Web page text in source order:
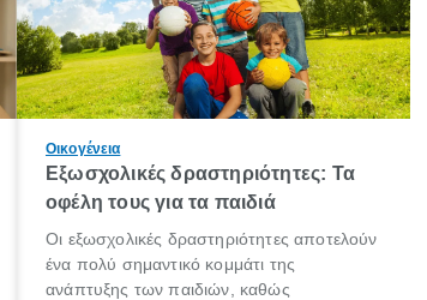
Οικογένεια
Εξωσχολικές δραστηριότητες: Τα
οφέλη τους για τα παιδιά
Οι εξωσχολικές δραστηριότητες αποτελούν
ένα πολύ σημαντικό κομμάτι της
ανάπτυξης των παιδιών, καθώς